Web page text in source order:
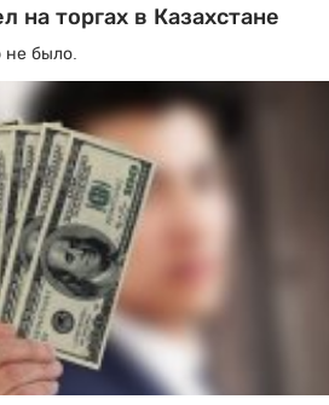
на торгах в Казахстане
не было.